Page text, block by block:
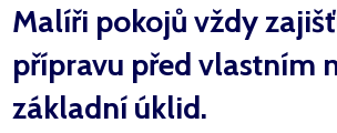
Malíři pokojů vždy
přípravu před vlastním
základní úklid.